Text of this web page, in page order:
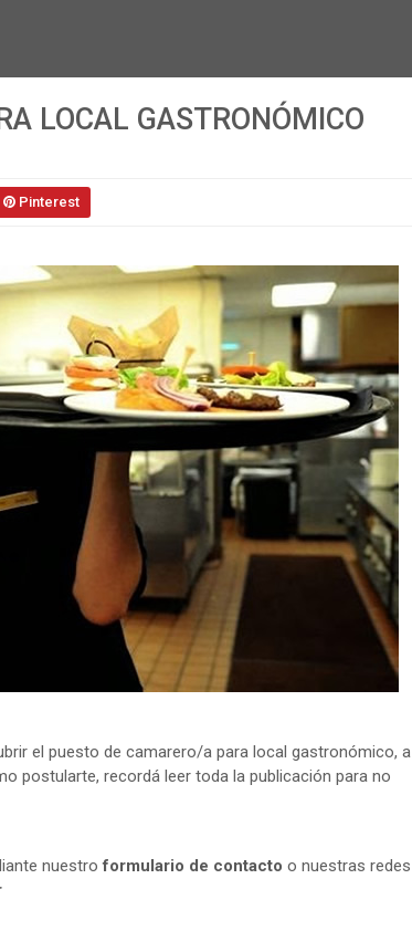
LOCAL GASTRONÓMICO
Pinterest
el puesto de camarero/a para local gastronómico, a
postularte, recordá leer toda la publicación para no
nuestroformulario de contacto o nuestras redes